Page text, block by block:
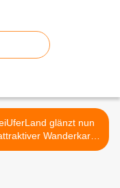
glänzt nun
Wanderkarte
im Maßstab 1:25.000 >